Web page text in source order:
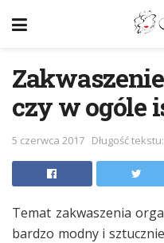
czy w ogóle
5 czerwca 2017 Długość
Temat zakwaszenia
bardzo modny i